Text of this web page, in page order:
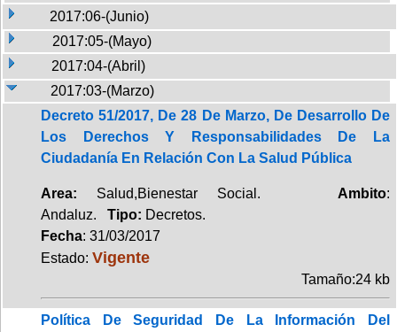
2017:06-(Junio)
2017:05-(Mayo)
2017:04-(Abril)
2017:03-(Marzo)
Decreto 51/2017, De 28 De Marzo, De Desarrollo De
Los Derechos Y Responsabilidades De La
Ciudadanía En Relación Con La Salud Pública
Area: Salud,Bienestar Social. Ambito:
Andaluz. Tipo: Decretos.
Fecha: 31/03/2017
Estado: Vigente
Tamaño:24 kb
Política De Seguridad De La Información Del